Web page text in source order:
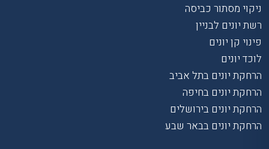
ניקוי מסתור כביסה
רשת יונים לבניין
פינוי קן יונים
לוכד יונים
הרחקת יונים בתל אביב
הרחקת יונים בחיפה
הרחקת יונים בירושלים
הרחקת יונים בבאר שבע